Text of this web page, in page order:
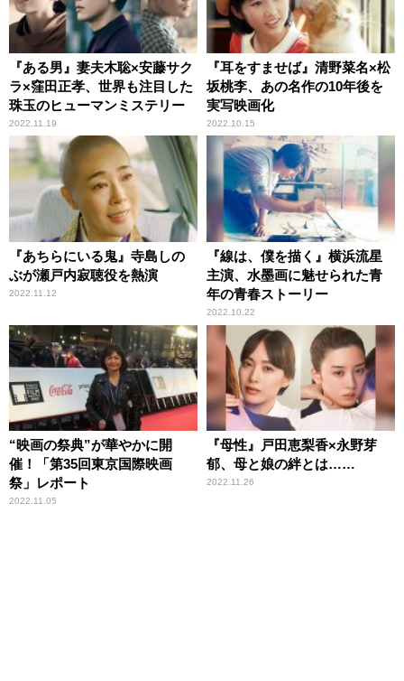
『ある男』妻夫木聡×安藤サク
ラ×窪田正孝、世界も注目した
珠玉のヒューマンミステリー
2022.11.19
『耳をすませば』清野菜名×松
坂桃李、あの名作の10年後を
実写映画化
2022.10.15
『あちらにいる鬼』寺島しの
ぶが瀬戸内寂聴役を熱演
2022.11.12
『線は、僕を描く』横浜流星
主演、水墨画に魅せられた青
年の青春ストーリー
2022.10.22
“映画の祭典”が華やかに開
催！「第35回東京国際映画
祭」レポート
2022.11.05
『母性』戸田恵梨香×永野芽
郁、母と娘の絆とは……
2022.11.26